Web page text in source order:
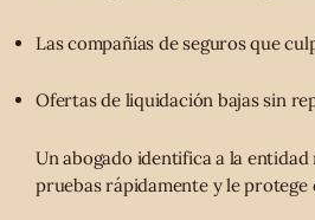
Las compañías de seguros que
Ofertas de liquidación bajas sin
Un abogado identifica a la
pruebas rápidamente y le protege